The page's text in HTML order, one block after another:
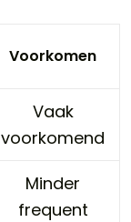
Voorkomen
Vaak
voorkomend
Minder
frequent